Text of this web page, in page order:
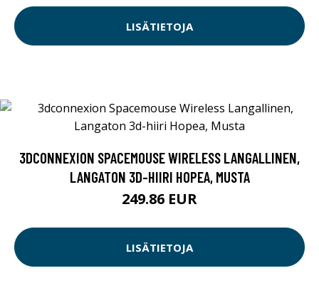
LISÄTIETOJA
3DCONNEXION SPACEMOUSE WIRELESS LANGALLINEN,
LANGATON 3D-HIIRI HOPEA, MUSTA
249.86 EUR
LISÄTIETOJA